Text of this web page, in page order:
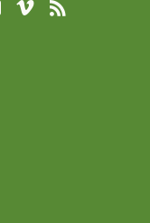
YouTubeVimeo